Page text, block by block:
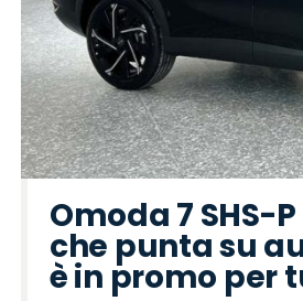
Omoda 7 SHS-
che punta su
è in promo per